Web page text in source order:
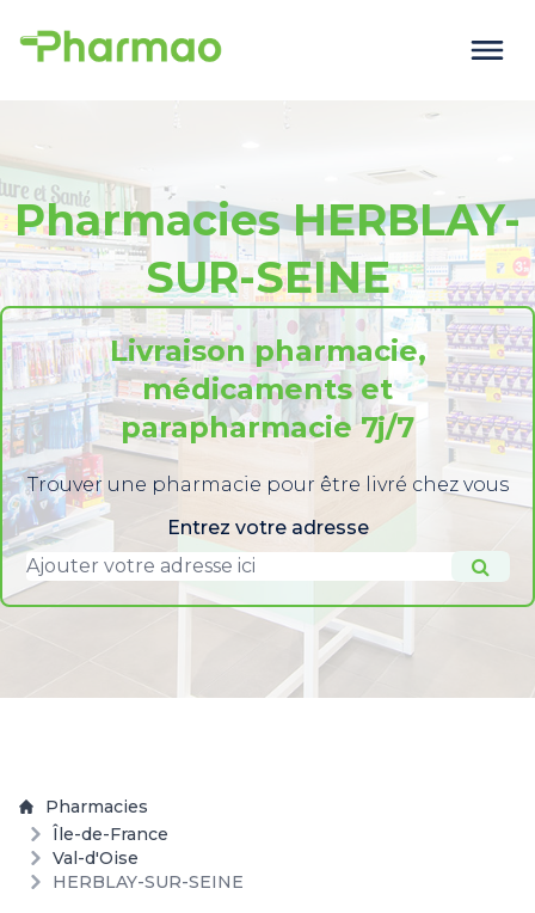
Pharmacies HERBLAY-
SUR-SEINE
Livraison pharmacie,
médicaments et
parapharmacie 7j/7
Trouver une pharmacie pour être livré chez vous
Entrez votre adresse
Pharmacies
Île-de-France
Val-d'Oise
HERBLAY-SUR-SEINE